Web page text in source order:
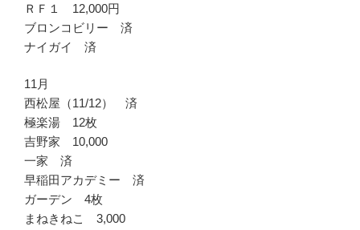
ＲＦ１ 12,000円
ブロンコビリー 済
ナイガイ 済
11月
西松屋（11/12） 済
極楽湯 12枚
吉野家 10,000
一家 済
早稲田アカデミー 済
ガーデン 4枚
まねきねこ 3,000